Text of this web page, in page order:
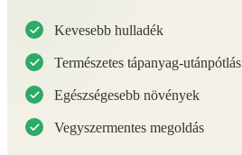
Kevesebb hulladék
Természetes tápanyag-utánpótlás
Egészségesebb növények
Vegyszermentes megoldás